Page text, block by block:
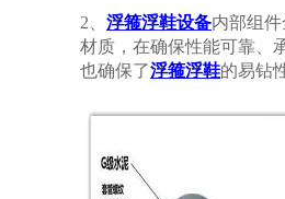
2、 浮箍浮鞋设备内部组
材质，在确保性能可靠、
也确保了浮箍浮鞋的易钻